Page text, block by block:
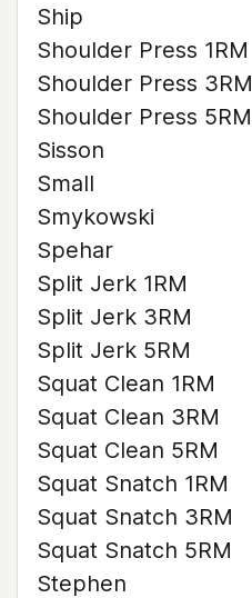
Ship
Shoulder Press 1RM
Shoulder Press 3RM
Shoulder Press 5RM
Sisson
Small
Smykowski
Spehar
Split Jerk 1RM
Split Jerk 3RM
Split Jerk 5RM
Squat Clean 1RM
Squat Clean 3RM
Squat Clean 5RM
Squat Snatch 1RM
Squat Snatch 3RM
Squat Snatch 5RM
Stephen